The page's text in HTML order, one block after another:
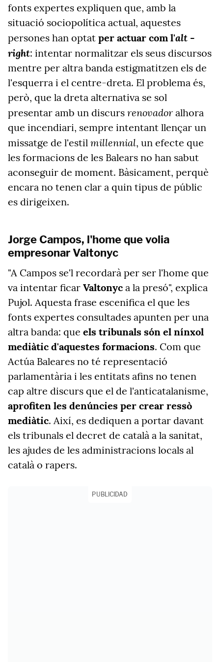
fonts expertes expliquen que, amb la
situació sociopolítica actual, aquestes
persones han optat per actuar com l'alt -
right: intentar normalitzar els seus discursos
mentre per altra banda estigmatitzen els de
l'esquerra i el centre-dreta. El problema és,
però, que la dreta alternativa se sol
presentar amb un discurs renovador alhora
que incendiari, sempre intentant llençar un
missatge de l'estil millennial, un efecte que
les formacions de les Balears no han sabut
aconseguir de moment. Bàsicament, perquè
encara no tenen clar a quin tipus de públic
es dirigeixen.
Jorge Campos, l'home que volia
empresonar Valtonyc
"A Campos se'l recordarà per ser l'home que
va intentar ficar Valtonyc a la presó", explica
Pujol. Aquesta frase escenifica el que les
fonts expertes consultades apunten per una
altra banda: que els tribunals són el nínxol
mediàtic d'aquestes formacions. Com que
Actúa Baleares no té representació
parlamentària i les entitats afins no tenen
cap altre discurs que el de l'anticatalanisme,
aprofiten les denúncies per crear ressò
mediàtic. Així, es dediquen a portar davant
els tribunals el decret de català a la sanitat,
les ajudes de les administracions locals al
català o rapers.
PUBLICIDAD